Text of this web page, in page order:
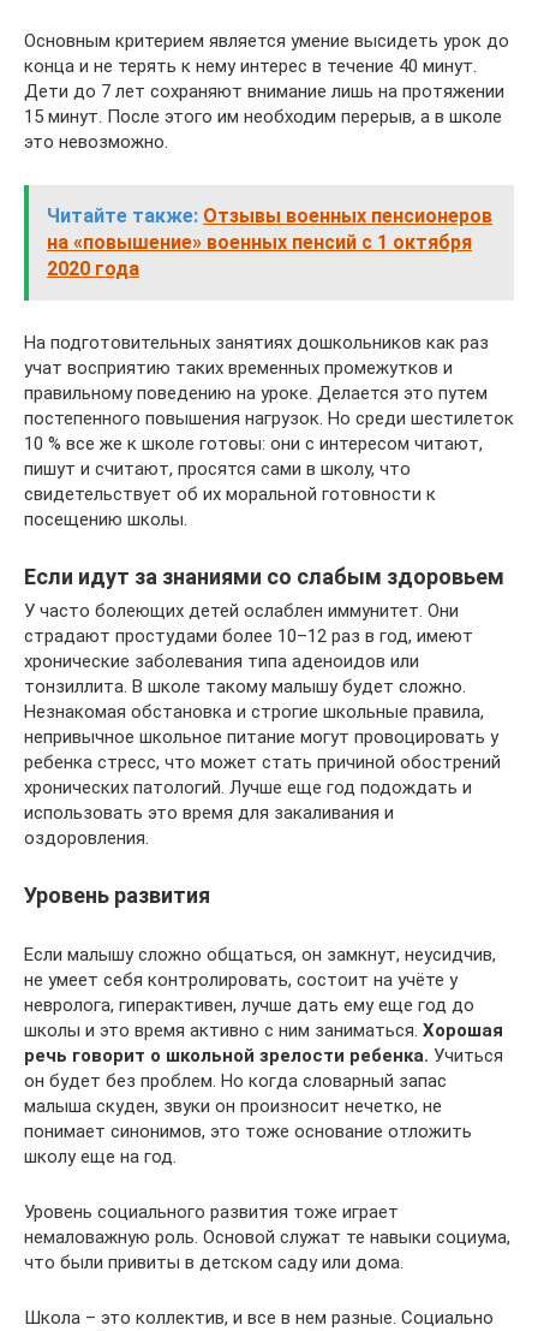
Основным критерием является умение высидеть урок до
конца и не терять к нему интерес в течение 40 минут.
Дети до 7 лет сохраняют внимание лишь на протяжении
15 минут. После этого им необходим перерыв, а в школе
это невозможно.
Читайте также: Отзывы военных пенсионеров
на «повышение» военных пенсий с 1 октября
2020 года
На подготовительных занятиях дошкольников как раз
учат восприятию таких временных промежутков и
правильному поведению на уроке. Делается это путем
постепенного повышения нагрузок. Но среди шестилеток
10 % все же к школе готовы: они с интересом читают,
пишут и считают, просятся сами в школу, что
свидетельствует об их моральной готовности к
посещению школы.
Если идут за знаниями со слабым здоровьем
У часто болеющих детей ослаблен иммунитет. Они
страдают простудами более 10–12 раз в год, имеют
хронические заболевания типа аденоидов или
тонзиллита. В школе такому малышу будет сложно.
Незнакомая обстановка и строгие школьные правила,
непривычное школьное питание могут провоцировать у
ребенка стресс, что может стать причиной обострений
хронических патологий. Лучше еще год подождать и
использовать это время для закаливания и
оздоровления.
Уровень развития
Если малышу сложно общаться, он замкнут, неусидчив,
не умеет себя контролировать, состоит на учёте у
невролога, гиперактивен, лучше дать ему еще год до
школы и это время активно с ним заниматься. Хорошая
речь говорит о школьной зрелости ребенка. Учиться
он будет без проблем. Но когда словарный запас
малыша скуден, звуки он произносит нечетко, не
понимает синонимов, это тоже основание отложить
школу еще на год.
Уровень социального развития тоже играет
немаловажную роль. Основой служат те навыки социума,
что были привиты в детском саду или дома.
Школа – это коллектив, и все в нем разные. Социально